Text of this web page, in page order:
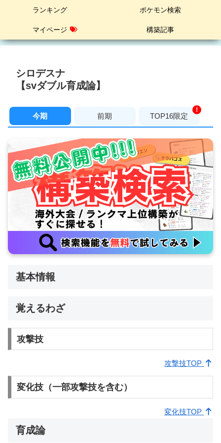
ランキング ポケモン検索
マイページ 構築記事
シロデスナ
【svダブル育成論】
今期 前期 TOP16限定
！
基本情報
覚えるわざ
攻撃技
攻撃技TOP
変化技（一部攻撃技を含む）
変化技TOP
育成論